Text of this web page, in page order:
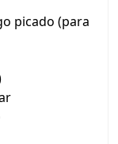
picado (para